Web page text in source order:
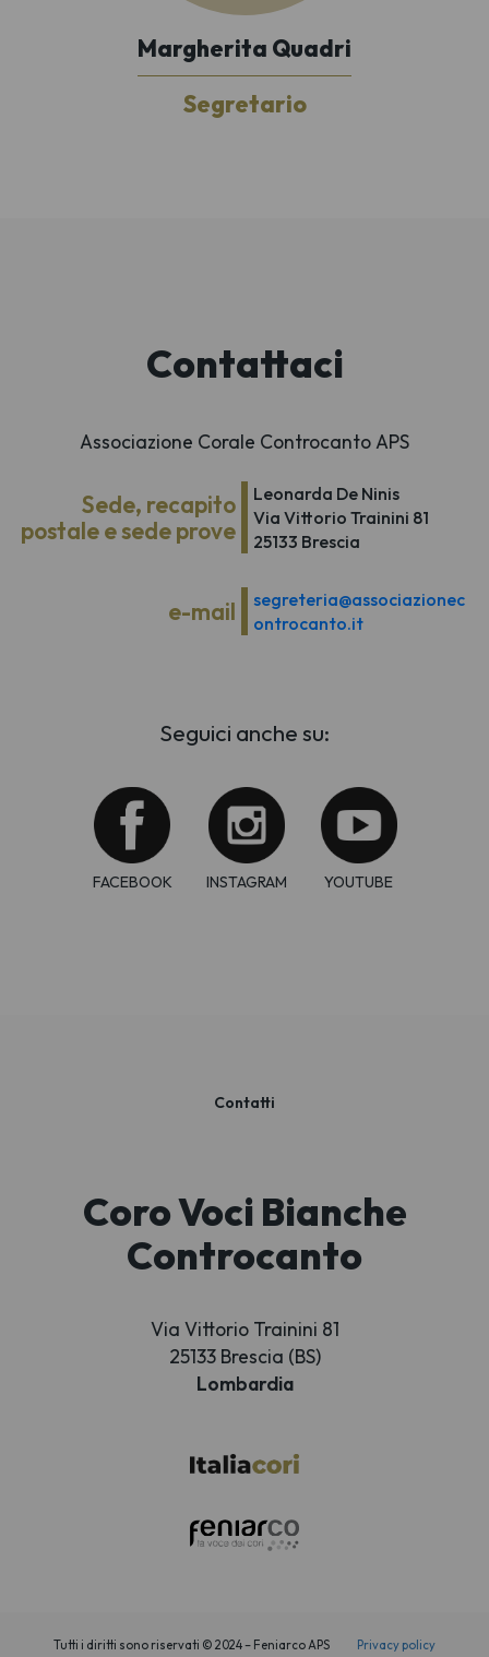
Margherita Quadri
Segretario
Contattaci
Associazione Corale Controcanto APS
Sede, recapito
postale e sede prove
Leonarda De Ninis
Via Vittorio Trainini 81
25133 Brescia
e-mail
segreteria@associazionec
ontrocanto.it
Seguici anche su:
FACEBOOK INSTAGRAM YOUTUBE
Contatti
Coro Voci Bianche
Controcanto
Via Vittorio Trainini 81
25133 Brescia (BS)
Lombardia
Tutti i diritti sono riservati © 2024 – Feniarco APS
Privacy policy